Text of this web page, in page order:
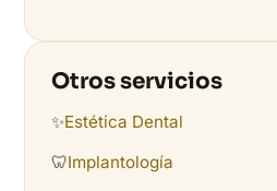
Otros servicios
✨Estética Dental
🦷Implantología